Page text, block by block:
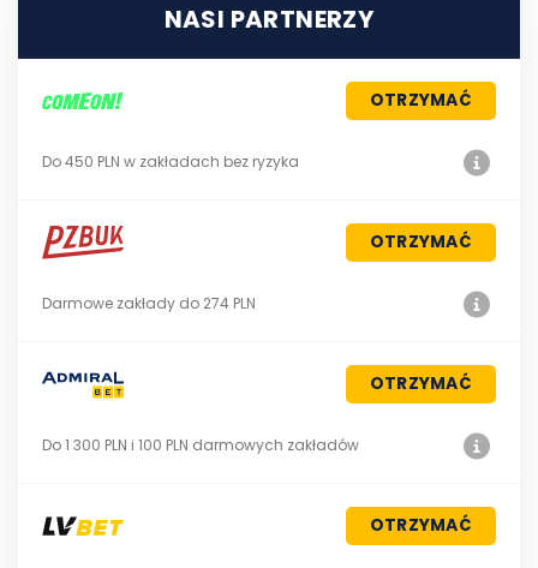
NASI PARTNERZY
OTRZYMAĆ
Do 450 PLN w zakładach bez ryzyka
OTRZYMAĆ
Darmowe zakłady do 274 PLN
OTRZYMAĆ
Do 1 300 PLN i 100 PLN darmowych zakładów
OTRZYMAĆ